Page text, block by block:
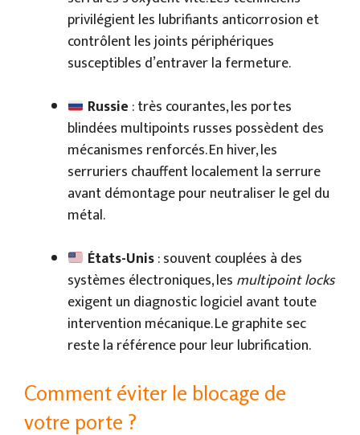
privilégient les lubrifiants anticorrosion et
contrôlent les joints périphériques
susceptibles d’entraver la fermeture.
Russie : très courantes, les portes
blindées multipoints russes possèdent des
mécanismes renforcés. En hiver, les
serruriers chauffent localement la serrure
avant démontage pour neutraliser le gel du
métal.
États-Unis: souvent couplées à des
systèmes électroniques, les multipoint locks
exigent un diagnostic logiciel avant toute
intervention mécanique. Le graphite sec
reste la référence pour leur lubrification.
Comment éviter le blocage de
votre porte ?